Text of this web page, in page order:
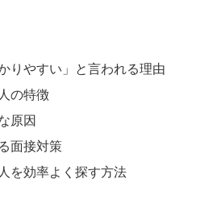
りやすい」と言われる理由
の特徴
原因
面接対策
を効率よく探す方法